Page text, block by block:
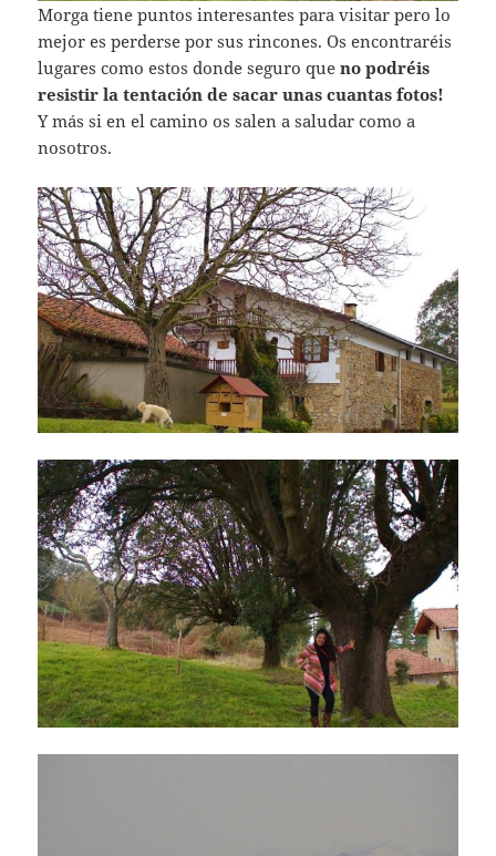
Morga tiene puntos interesantes para visitar pero lo
mejor es perderse por sus rincones. Os encontraréis
lugares como estos donde seguro queno podréis
resistir la tentación de sacar unas cuantas fotos!
Y más si en el camino os salen a saludar como a
nosotros.